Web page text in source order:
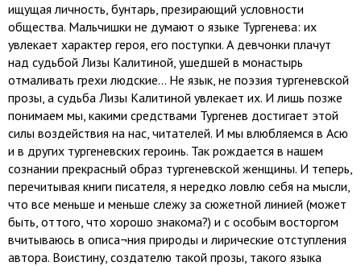
ищущая личность, бунтарь, презирающий условности
общества. Мальчишки не думают о языке Тургенева: их
увлекает характер героя, его поступки. А девчонки плачут
над судьбой Лизы Калитиной, ушедшей в монастырь
отмаливать грехи людские... Не язык, не поэзия тургеневской
прозы, а судьба Лизы Калитиной увлекает их. И лишь позже
понимаем мы, какими средствами Тургенев достигает этой
силы воздействия на нас, читателей. И мы влюбляемся в Асю
и в других тургеневских героинь. Так рождается в нашем
сознании прекрасный образ тургеневской женщины. И теперь,
перечитывая книги писателя, я нередко ловлю себя на мысли,
что все меньше и меньше слежу за сюжетной линией (может
быть, оттого, что хорошо знакома?) и с особым восторгом
вчитываюсь в описа¬ния природы и лирические отступления
автора. Воистину, создателю такой прозы, такого языка